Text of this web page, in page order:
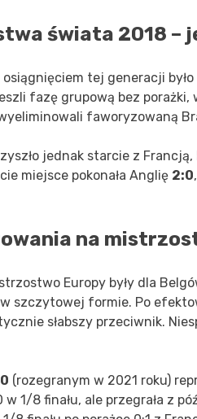
świata 2018 –
tej generacji było
fazę grupową bez
faworyzowaną
jednak starcie z
miejsce pokonała Anglię 2:0
na
Europy były dla
szczytowej formie. Po
słabszy przeciwnik.
(rozegranym w 2021 roku)
w 1/8 finału, ale przegrała z